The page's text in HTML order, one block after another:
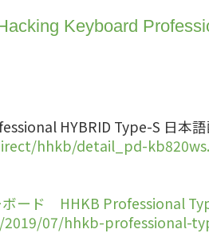
Keyboard
HYBRID Type-S 日本
hhkb/detail_pd-
ボード HHKB Professional
07/hhkb-professional-